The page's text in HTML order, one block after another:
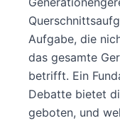
Aufgabe, die
das gesamte
betrifft. Ein
Debatte bietet
geboten, und